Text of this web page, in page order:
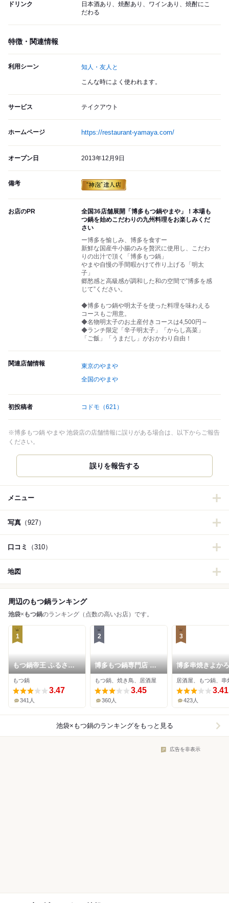
ドリンク
日本酒あり、焼酎あり、ワインあり、焼酎にこ
だわる
特徴・関連情報
利用シーン 知人・友人と
こんな時によく使われます。
サービス テイクアウト
ホームページ https://restaurant-yamaya.com/
オープン日 2013年12月9日
備考
お店のPR
全国36店舗展開「博多もつ鍋やまや」！本場も
つ鍋を始めこだわりの九州料理をお楽しみくだ
さい
ー博多を愉しみ、博多を食すー
新鮮な国産牛小腸のみを贅沢に使用し、こだわ
りの出汁で頂く「博多もつ鍋」
やまや自慢の手間暇かけて作り上げる「明太
子」
郷愁感と高級感が調和した和の空間で”博多を感
じて”ください。
◆博多もつ鍋や明太子を使った料理を味わえる
コースもご用意。
◆名物明太子のお土産付きコースは4,500円～
◆ランチ限定「辛子明太子」「からし高菜」
「ご飯」「うまだし」がおかわり自由！
関連店舗情報
東京のやまや
全国のやまや
初投稿者 コドモ （621）
※博多もつ鍋 やまや 池袋店の店舗情報に誤りがある場合は、以下からご報告
ください。
誤りを報告する
メニュー
写真 （927）
口コミ （310）
地図
周辺のもつ鍋ランキング
池袋× もつ鍋のランキング（点数の高いお店）です。
1
もつ鍋帝王 ふるさと
１号店
もつ鍋
3.47
341人
2
博多もつ鍋専門店 山
笠 池袋店
もつ鍋、焼き鳥、居酒屋
3.45
360人
3
博多串焼きよか
ん 東池袋店
居酒屋、もつ鍋、串
3.41
423人
池袋×もつ鍋のランキングをもっと見る
広告を非表示